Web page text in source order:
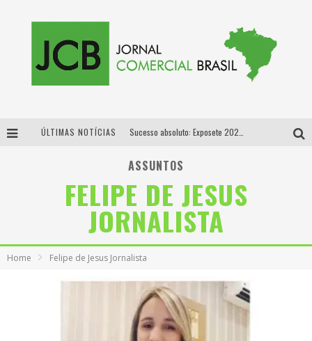
ÚLTIMAS NOTÍCIAS
Designer mineira lança jogo educativo sobre coleta seletiva na maior feira de jogos de tabuleiro da América Latina
ASSUNTOS
FELIPE DE JESUS
JORNALISTA
Home Felipe de Jesus Jornalista